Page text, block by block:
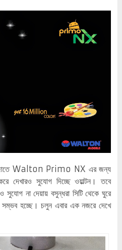
প্লাজাতে Walton Primo NX এর জন্য
দেখারও সুযোগ দিচ্ছে ওয়াল্টন। তবে
না দেয়ায় বসুন্ধরা সিটি থেকে ঘুরে
সম্ভব হচ্ছে। চলুন এবার এক নজরে দেখে